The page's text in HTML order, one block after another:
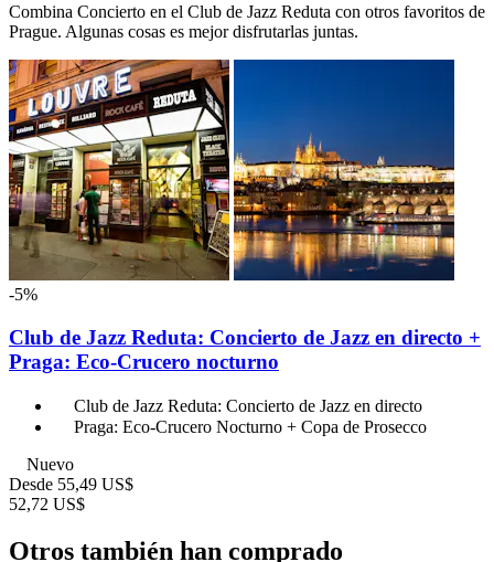
Combina Concierto en el Club de Jazz Reduta con otros favoritos de
Prague. Algunas cosas es mejor disfrutarlas juntas.
-5%
Club de Jazz Reduta: Concierto de Jazz en directo +
Praga: Eco-Crucero nocturno
Club de Jazz Reduta: Concierto de Jazz en directo
Praga: Eco-Crucero Nocturno + Copa de Prosecco
Nuevo
Desde 55,49 US$
52,72 US$
Otros también han comprado